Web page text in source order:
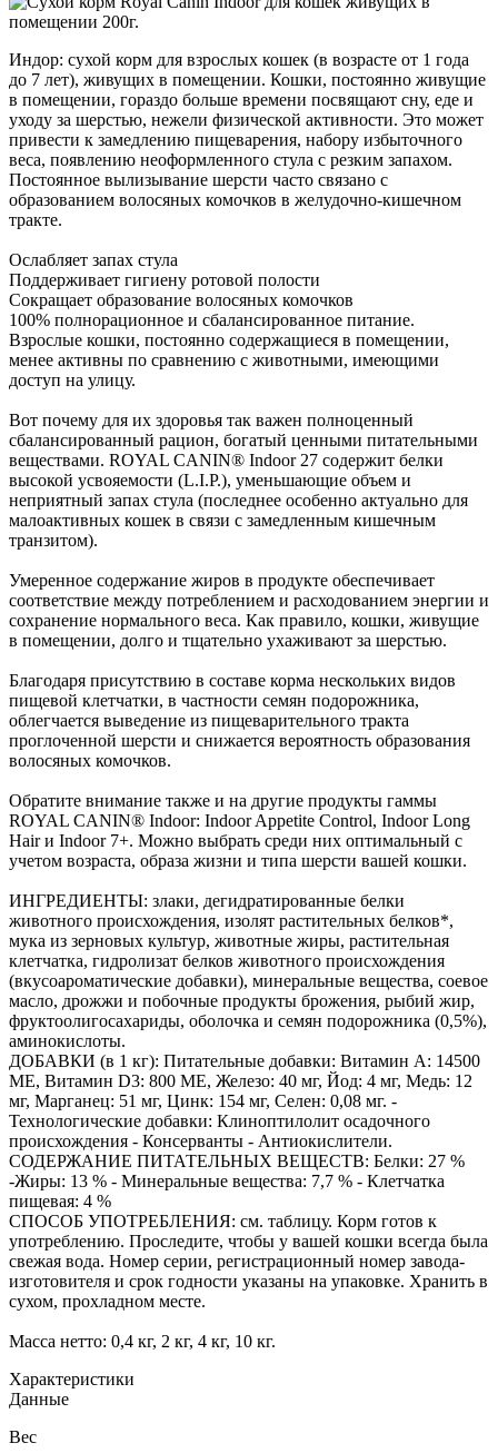
Индор: сухой корм для взрослых кошек (в возрасте от 1 года
до 7 лет), живущих в помещении. Кошки, постоянно живущие
в помещении, гораздо больше времени посвящают сну, еде и
уходу за шерстью, нежели физической активности. Это может
привести к замедлению пищеварения, набору избыточного
веса, появлению неоформленного стула с резким запахом.
Постоянное вылизывание шерсти часто связано с
образованием волосяных комочков в желудочно-кишечном
тракте.
Ослабляет запах стула
Поддерживает гигиену ротовой полости
Сокращает образование волосяных комочков
100% полнорационное и сбалансированное питание.
Взрослые кошки, постоянно содержащиеся в помещении,
менее активны по сравнению с животными, имеющими
доступ на улицу.
Вот почему для их здоровья так важен полноценный
сбалансированный рацион, богатый ценными питательными
веществами. ROYAL CANIN® Indoor 27 содержит белки
высокой усвояемости (L.I.P.), уменьшающие объем и
неприятный запах стула (последнее особенно актуально для
малоактивных кошек в связи с замедленным кишечным
транзитом).
Умеренное содержание жиров в продукте обеспечивает
соответствие между потреблением и расходованием энергии и
сохранение нормального веса. Как правило, кошки, живущие
в помещении, долго и тщательно ухаживают за шерстью.
Благодаря присутствию в составе корма нескольких видов
пищевой клетчатки, в частности семян подорожника,
облегчается выведение из пищеварительного тракта
проглоченной шерсти и снижается вероятность образования
волосяных комочков.
Обратите внимание также и на другие продукты гаммы
ROYAL CANIN® Indoor: Indoor Appetite Control, Indoor Long
Hair и Indoor 7+. Можно выбрать среди них оптимальный с
учетом возраста, образа жизни и типа шерсти вашей кошки.
ИНГРЕДИЕНТЫ: злаки, дегидратированные белки
животного происхождения, изолят растительных белков*,
мука из зерновых культур, животные жиры, растительная
клетчатка, гидролизат белков животного происхождения
(вкусоароматические добавки), минеральные вещества, соевое
масло, дрожжи и побочные продукты брожения, рыбий жир,
фруктоолигосахариды, оболочка и семян подорожника (0,5%),
аминокислоты.
ДОБАВКИ (в 1 кг): Питательные добавки: Витамин А: 14500
ME, Витамин D3: 800 ME, Железо: 40 мг, Йод: 4 мг, Медь: 12
мг, Марганец: 51 мг, Цинк: 154 мг, Селен: 0,08 мг. -
Технологические добавки: Клиноптилолит осадочного
происхождения - Консерванты - Антиокислители.
СОДЕРЖАНИЕ ПИТАТЕЛЬНЫХ ВЕЩЕСТВ: Белки: 27 %
-Жиры: 13 % - Минеральные вещества: 7,7 % - Клетчатка
пищевая: 4 %
СПОСОБ УПОТРЕБЛЕНИЯ: см. таблицу. Корм готов к
употреблению. Проследите, чтобы у вашей кошки всегда была
свежая вода. Номер серии, регистрационный номер завода-
изготовителя и срок годности указаны на упаковке. Хранить в
сухом, прохладном месте.
Масса нетто: 0,4 кг, 2 кг, 4 кг, 10 кг.
Характеристики
Данные
Вес